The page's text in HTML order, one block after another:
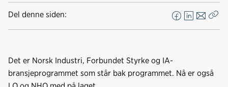
Del denne siden:
F
a
b
L
i
e
E
-
s
Det er Norsk Industri, Forbundet Styrke og IA-
bransjeprogrammet som står bak programmet. Nå er også